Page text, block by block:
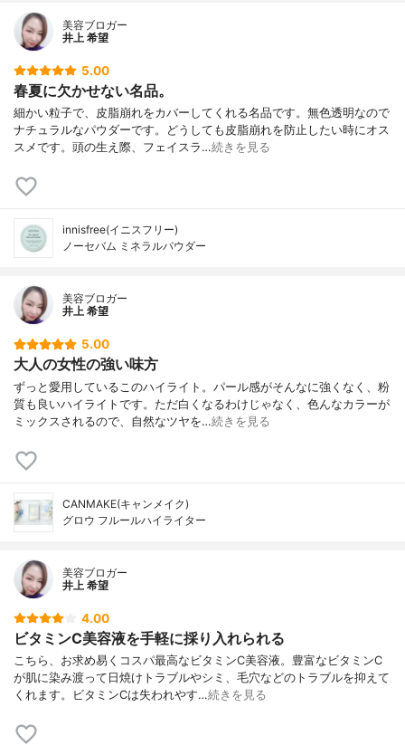
美容ブロガー
井上 希望
5.00
春夏に欠かせない名品。
細かい粒子で、皮脂崩れをカバーしてくれる名品です。無色透明なので
ナチュラルなパウダーです。どうしても皮脂崩れを防止したい時にオス
スメです。頭の生え際、フェイスラ…続きを見る
innisfree(イニスフリー)
ノーセバム ミネラルパウダー
美容ブロガー
井上 希望
5.00
大人の女性の強い味方
ずっと愛用しているこのハイライト。パール感がそんなに強くなく、粉
質も良いハイライトです。ただ白くなるわけじゃなく、色んなカラーが
ミックスされるので、自然なツヤを…続きを見る
CANMAKE(キャンメイク)
グロウ フルールハイライター
美容ブロガー
井上 希望
4.00
ビタミンC美容液を手軽に採り入れられる
こちら、お求め易くコスパ最高なビタミンC美容液。豊富なビタミンC
が肌に染み渡って日焼けトラブルやシミ、毛穴などのトラブルを抑えて
くれます。ビタミンCは失われやす…続きを見る